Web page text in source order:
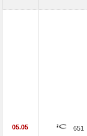
05.05 651